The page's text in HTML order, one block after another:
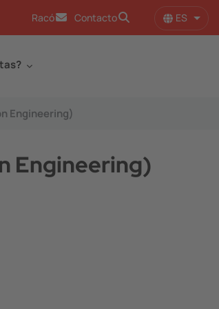
Racó Contacto ES
Engineering)
Engineering)